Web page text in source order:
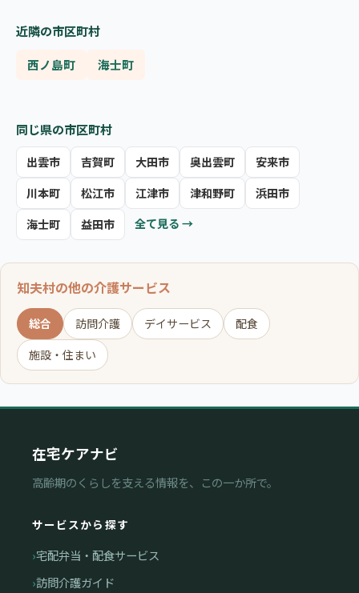
近隣の市区町村
西ノ島町 海士町
同じ県の市区町村
出雲市 吉賀町 大田市 奥出雲町
安来市
川本町
松江市 江津市 津和野町
浜田市
海士町
益田市 全て見る →
知夫村の他の介護サービス
総合 訪問介護 デイサービス
配食
施設・住まい
在宅ケアナビ
高齢期のくらしを支える情報を、この一か所で。
サービスから探す
宅配弁当・配食サービス
訪問介護ガイド